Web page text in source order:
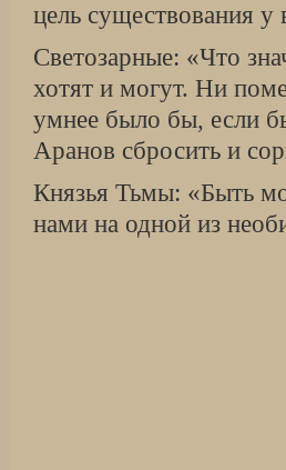
цель существования у
Светозарные: «Что
хотят и могут. Ни
умнее было бы, если
Аранов сбросить и
Князья Тьмы: «Быть
нами на одной из